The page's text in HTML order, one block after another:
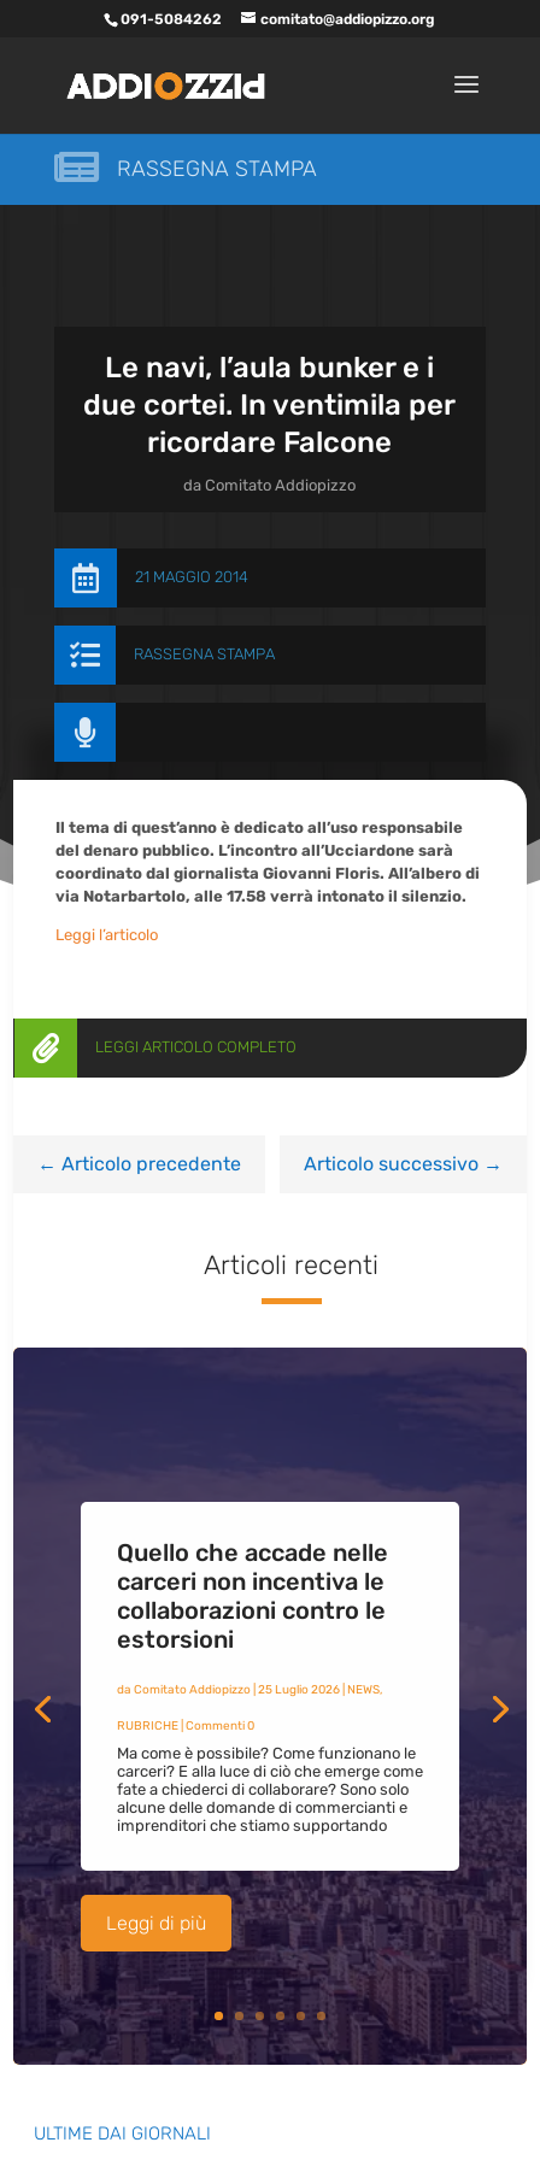
091-5084262 comitato@addiopizzo.org
 RASSEGNA STAMPA
Le navi, l’aula bunker e i
due cortei. In ventimila per
ricordare Falcone
daComitato Addiopizzo
 21 MAGGIO 2014
 RASSEGNA STAMPA

Il tema di quest’anno è dedicato all’uso responsabile
del denaro pubblico. L’incontro all’Ucciardone sarà
coordinato dal giornalista Giovanni Floris. All’albero di
via Notarbartolo, alle 17.58 verrà intonato il silenzio.
Leggi l’articolo
 LEGGI ARTICOLO COMPLETO
←Articolo precedente Articolo successivo→
Articoli recenti
Quello che accade nelle
carceri non incentiva le
collaborazioni contro le
estorsioni
da Comitato Addiopizzo| 25 Luglio 2026| NEWS,
RUBRICHE| Commenti 0
Ma come è possibile? Come funzionano le
carceri? E alla luce di ciò che emerge come
fate a chiederci di collaborare? Sono solo
alcune delle domande di commercianti e
imprenditori che stiamo supportando
Leggi di più
ULTIME DAI GIORNALI